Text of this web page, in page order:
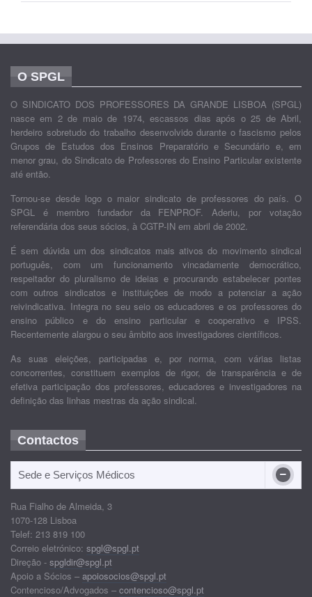
O SPGL
O SINDICATO DOS PROFESSORES DA GRANDE LISBOA (SPGL)
nasce em 2 de maio de 1974, escassos dias após o 25 de Abril,
herdeiro sobretudo do trabalho desenvolvido durante o fascismo pelos
Grupos de Estudos dos Ensinos Preparatório e Secundário e, em
menor grau, do Sindicato de Professores do Ensino Particular existente
até então.
Tornou-se desde logo o maior sindicato de professores do país. O
SPGL é membro fundador da FENPROF. Aderiu, por votação
referendária dos seus sócios, à CGTP-IN em abril de 2002.
É sem dúvida um dos sindicatos mais ativos do movimento sindical
português, com um funcionamento vincadamente democrático,
respeitador do pluralismo de ideias e procurando estabelecer pontes
com outros sindicatos e instituições de modo a potenciar a ação
reivindicativa. Integra no seu seio os educadores e os professores do
ensino público e do ensino particular e cooperativo e IPSS.
Recentemente alargou o seu âmbito aos investigadores científicos.
As suas eleições, participadas e, por norma, com várias listas
concorrentes, constituem exemplos de rigor, de transparência e de
efetiva participação dos professores, educadores e investigadores na
definição das linhas mestras da ação sindical.
Contactos
Sede e Serviços Médicos
Rua Fialho de Almeida, 3
1070-128 Lisboa
Telef: 213 819 100
Correio eletrónico: spgl@spgl.pt
Direção - spgldir@spgl.pt
Apoio a Sócios – apoiosocios@spgl.pt
Contencioso/Advogados – contencioso@spgl.pt